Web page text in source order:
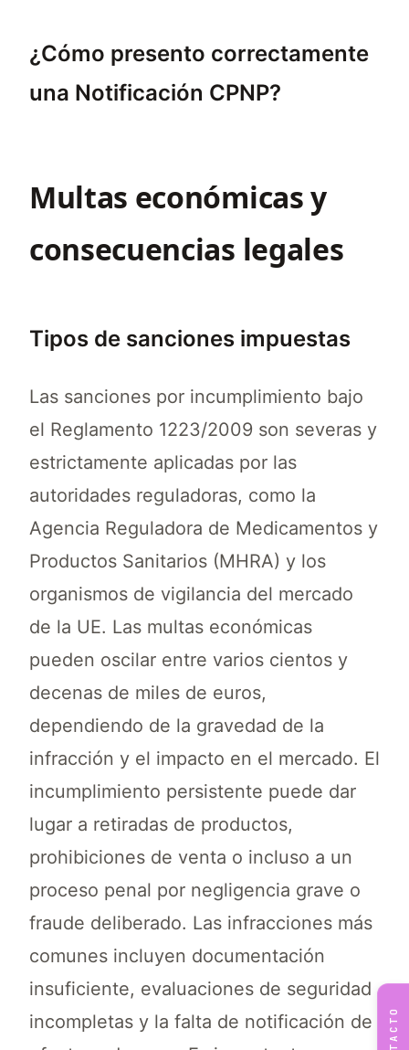
¿Cómo presento correctamente
una Notificación CPNP?
Multas económicas y
consecuencias legales
Tipos de sanciones impuestas
Las sanciones por incumplimiento bajo
el Reglamento 1223/2009 son severas y
estrictamente aplicadas por las
autoridades reguladoras, como la
Agencia Reguladora de Medicamentos y
Productos Sanitarios (MHRA) y los
organismos de vigilancia del mercado
de la UE. Las multas económicas
pueden oscilar entre varios cientos y
decenas de miles de euros,
dependiendo de la gravedad de la
infracción y el impacto en el mercado. El
incumplimiento persistente puede dar
lugar a retiradas de productos,
prohibiciones de venta o incluso a un
proceso penal por negligencia grave o
fraude deliberado. Las infracciones más
comunes incluyen documentación
insuficiente, evaluaciones de seguridad
incompletas y la falta de notificación de